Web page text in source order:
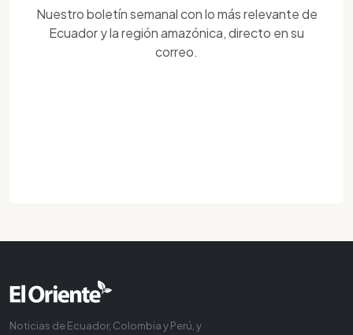
Nuestro boletín semanal con lo más relevante de
Ecuador y la región amazónica, directo en su
correo.
Noticias de Ecuador, Colombia y Perú, y